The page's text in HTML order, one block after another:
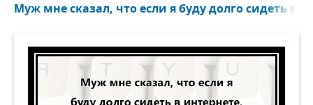
Муж мне сказал, что если я буду долго сидеть в